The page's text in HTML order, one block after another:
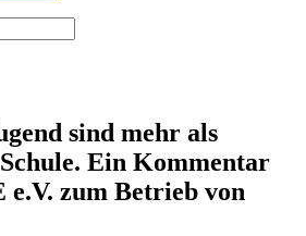
sind mehr als
Ein Kommentar
zum Betrieb von